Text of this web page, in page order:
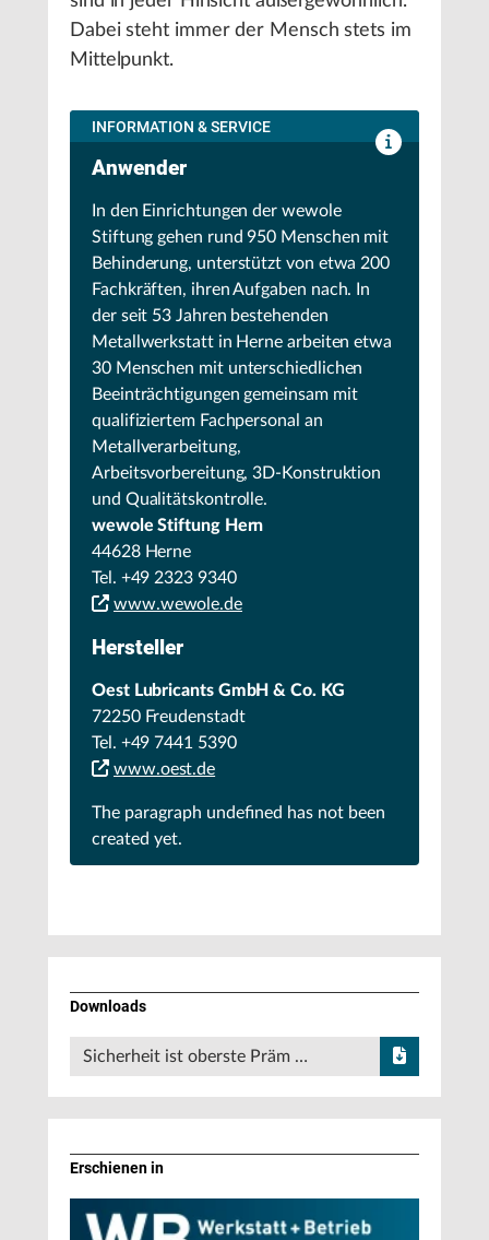
Dabei steht immer der Mensch stets im
Mittelpunkt.
INFORMATION & SERVICE
Anwender
In den Einrichtungen der wewole
Stiftung gehen rund 950 Menschen mit
Behinderung, unterstützt von etwa 200
Fachkräften, ihren Aufgaben nach. In
der seit 53 Jahren bestehenden
Metallwerkstatt in Herne arbeiten etwa
30 Menschen mit unterschiedlichen
Beeinträchtigungen gemeinsam mit
qualifiziertem Fachpersonal an
Metallverarbeitung,
Arbeitsvorbereitung, 3D-Konstruktion
und Qualitätskontrolle.
wewole Stiftung Hern
44628 Herne
Tel. +49 2323 9340
www.wewole.de
Hersteller
Oest Lubricants GmbH & Co. KG
72250 Freudenstadt
Tel. +49 7441 5390
www.oest.de
The paragraph undefined has not been
created yet.
Downloads
Sicherheit ist oberste Präm …
Erschienen in